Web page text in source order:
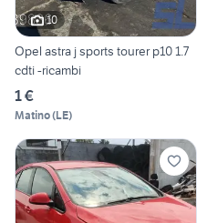
10
Opel astra j sports tourer p10 1.7
cdti -ricambi
1 €
Matino(LE)